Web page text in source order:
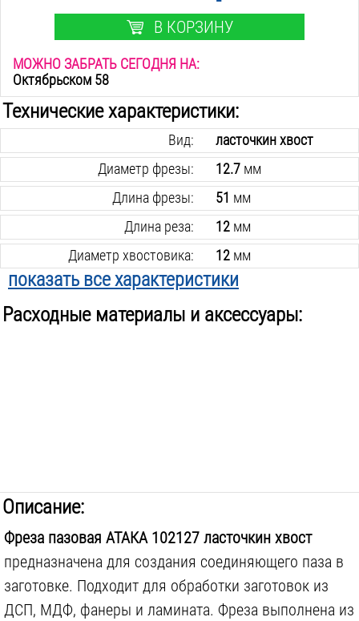
В КОРЗИНУ
МОЖНО ЗАБРАТЬ СЕГОДНЯ НА:
Октябрьском 58
Технические характеристики:
Вид:
ласточкин хвост
Диаметр фрезы:
12.7мм
Длина фрезы:
51 мм
Длина реза:
12мм
Диаметр хвостовика:
12мм
Подшипник:
нет
Вес инструмента:
0.1кг
показать все характеристики
Расходные материалы и аксессуары:
Описание:
Фреза пазовая АТАКА 102127 ласточкин хвост
предназначена для создания соединяющего паза в
заготовке. Подходит для обработки заготовок из
ДСП, МДФ, фанеры и ламината. Фреза выполнена из